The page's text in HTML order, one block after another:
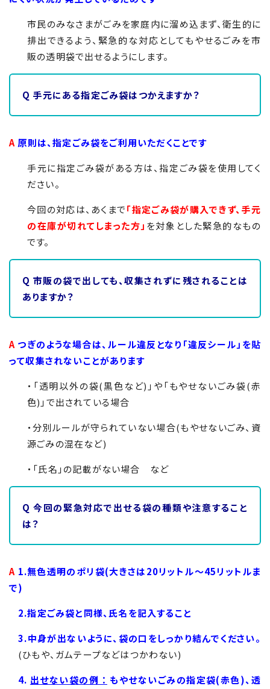
市民のみなさまがごみを家庭内に溜め込まず、衛生的に
排出できるよう、緊急的な対応としてもやせるごみを市
販の透明袋で出せるようにします。
Q 手元にある指定ごみ袋はつかえますか？
A 原則は、指定ごみ袋をご利用いただくことです
手元に指定ごみ袋がある方は、指定ごみ袋を使用してく
ださい。
今回の対応は、あくまで「指定ごみ袋が購入できず、手元
の在庫が切れてしまった方」 を対象とした緊急的なもの
です。
Q 市販の袋で出しても、収集されずに残されることは
ありますか？
A つぎのような場合は、ルール違反となり「違反シール」を貼
って収集されないことがあります
・「透明以外の袋(黒色など)」や「もやせないごみ袋(赤
色)」で出されている場合
・分別ルールが守られていない場合(もやせないごみ、資
源ごみの混在など)
・「氏名」の記載がない場合 など
Q 今回の緊急対応で出せる袋の種類や注意すること
は？
A 1.無色透明のポリ袋(大きさは20リットル〜45リットルま
で)
2.指定ごみ袋と同様、氏名を記入すること
3.中身が出ないように、袋の口をしっかり結んでください。
(ひもや、ガムテープなどはつかわない)
4. 出せない袋の例 ： もやせないごみの指定袋(赤色)、透